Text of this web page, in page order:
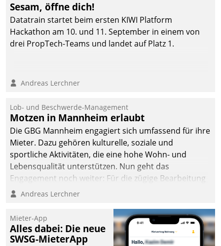
zeigte Datatrain, was es
Neues zu bieten hat.
Sesam, öffne dich!
Datatrain startet beim ersten KIWI Platform
Hackathon am 10. und 11. September in einem von
drei PropTech-Teams und landet auf Platz 1.
Andreas Lerchner
Lob- und Beschwerde-Management
Motzen in Mannheim erlaubt
Die GBG Mannheim engagiert sich umfassend für ihre
Mieter. Dazu gehören kulturelle, soziale und
sportliche Aktivitäten, die eine hohe Wohn- und
Lebensqualität unterstützen. Nun geht das
Engagement noch weiter: Für die zügige Bearbeitung
von Beschwerden – oder Lob – richtet das
und Beschwerde-Management einen eigenen Kanal
ein.
Andreas Lerchner
Mieter-App
Alles dabei: Die neue
SWSG-MieterApp